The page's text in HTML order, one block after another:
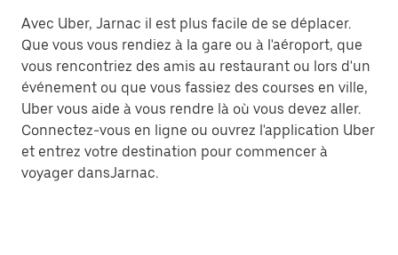
Avec Uber, Jarnac il est plus facile de se déplacer.
Que vous vous rendiez à la gare ou à l'aéroport, que
vous rencontriez des amis au restaurant ou lors d'un
événement ou que vous fassiez des courses en ville,
Uber vous aide à vous rendre là où vous devez aller.
Connectez-vous en ligne ou ouvrez l'application Uber
et entrez votre destination pour commencer à
voyager dansJarnac.